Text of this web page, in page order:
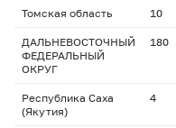
Томская область 10
ДАЛЬНЕВОСТОЧНЫЙ
ФЕДЕРАЛЬНЫЙ
ОКРУГ
180
Республика Саха
(Якутия)
4